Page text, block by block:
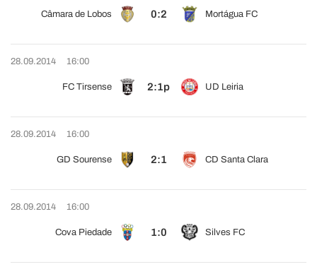
Câmara de Lobos 0:2 Mortágua FC
28.09.2014 16:00
FC Tirsense 2:1p UD Leiria
28.09.2014 16:00
GD Sourense 2:1 CD Santa Clara
28.09.2014 16:00
Cova Piedade 1:0 Silves FC